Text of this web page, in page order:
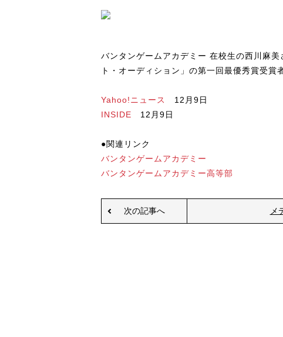
バンタンゲームアカデミー 在校生の西川麻
ト・オーディション」の第一回最優秀賞受賞
Yahoo!ニュース
12月9日
INSIDE 12月9日
●関連リンク
バンタンゲームアカデミー
バンタンゲームアカデミー高等部
次の記事へ メ